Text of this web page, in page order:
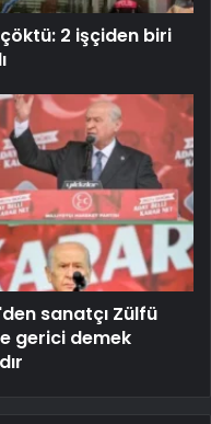
2 işçiden biri
sanatçı Zülfü
gerici demek